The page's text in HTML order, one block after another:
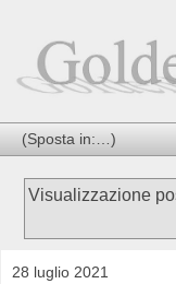
Visualizzazione
28 luglio 2021